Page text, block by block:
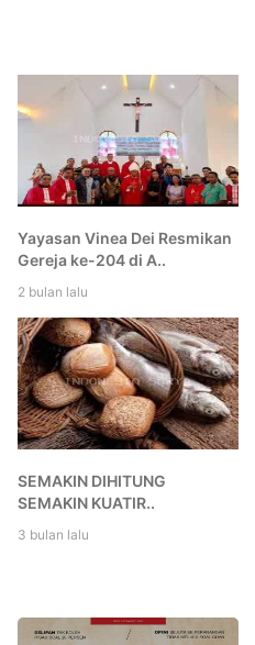
Yayasan Vinea Dei Resmikan
Gereja ke-204 di A..
2 bulan lalu
SEMAKIN DIHITUNG
SEMAKIN KUATIR..
3 bulan lalu